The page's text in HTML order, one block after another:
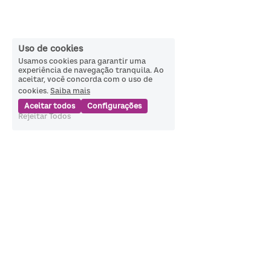
Uso de cookies
Usamos cookies para garantir uma
experiência de navegação tranquila. Ao
aceitar, você concorda com o uso de
cookies. Saiba mais
Aceitar todos
Configurações
Rejeitar Todos